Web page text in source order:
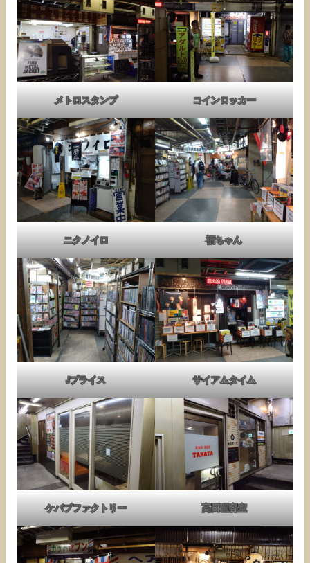
メトロスタンプ コインロッカー
ニクノイロ 福ちゃん
Jプライス サイアムタイム
ケバブファクトリー 高田理容室